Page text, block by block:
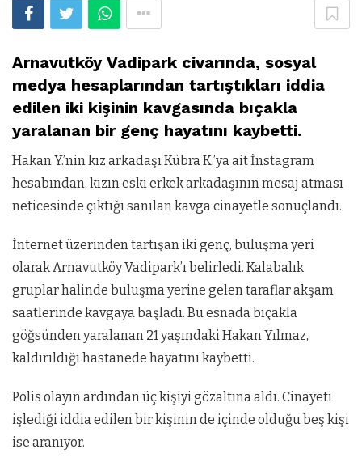
Arnavutköy Vadipark civarında, sosyal
medya hesaplarından tartıştıkları iddia
edilen iki kişinin kavgasında bıçakla
yaralanan bir genç hayatını kaybetti.
Hakan Y.’nin kız arkadaşı Kübra K.’ya ait İnstagram
hesabından, kızın eski erkek arkadaşının mesaj atması
neticesinde çıktığı sanılan kavga cinayetle sonuçlandı.
İnternet üzerinden tartışan iki genç, buluşma yeri
olarak Arnavutköy Vadipark’ı belirledi. Kalabalık
gruplar halinde buluşma yerine gelen taraflar akşam
saatlerinde kavgaya başladı. Bu esnada bıçakla
göğsünden yaralanan 21 yaşındaki Hakan Yılmaz,
kaldırıldığı hastanede hayatını kaybetti.
Polis olayın ardından üç kişiyi gözaltına aldı. Cinayeti
işlediği iddia edilen bir kişinin de içinde olduğu beş kişi
ise aranıyor.